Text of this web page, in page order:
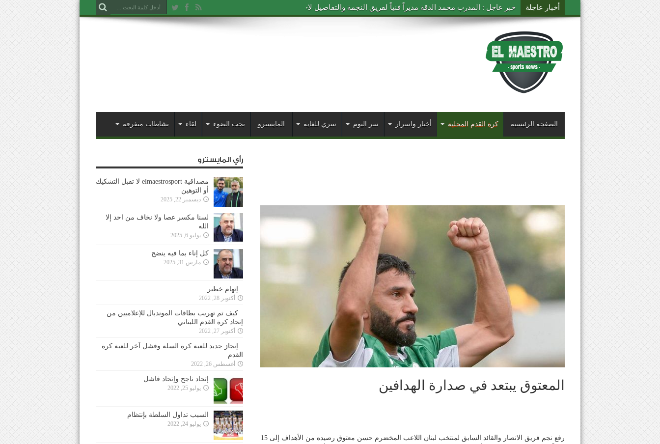
أخبار عاجلة خبر عاجل : المدرب محمد الدقة مديراً فنياً لفريق النجمة والتفاصيل لاحقاً
الصفحة الرئيسية كرة القدم المحلية أخبار واسرار سر اليوم سري للغاية المايسترو تحت الضوء لقاء نشاطات متفرقة
المعتوق يبتعد في صدارة الهدافين
رفع نجم فريق الانصار والقائد السابق لمنتخب لبنان اللاعب المخضرم حسن معتوق رصيده من الأهداف إلى 15
رأي المايسترو
مصداقية elmaestrosport لا تقبل التشكيك
أو التوهين
ديسمبر 22, 2025
لسنا مكسر عصا ولا نخاف من احد إلا
الله
يوليو 6, 2025
كل إناء بما فيه ينضح
مارس 31, 2025
إتهام خطير
أكتوبر 28, 2022
كيف تم تهريب بطاقات المونديال للإعلاميين من
إتحاد كرة القدم اللبناني
أكتوبر 27, 2022
إنجاز جديد للعبة كرة السلة وفشل آخر للعبة كرة
القدم
أغسطس 26, 2022
إتحاد ناجح وإتحاد فاشل
يوليو 25, 2022
السبب تداول السلطة بإنتظام
يوليو 24, 2022